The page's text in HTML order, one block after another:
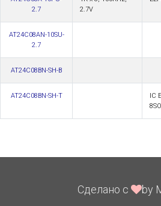
2.7
2.7V
AT24C08AN-10SU-
2.7
AT24C08BN-SH-B
AT24C08BN-SH-T
IC
Сделано с by